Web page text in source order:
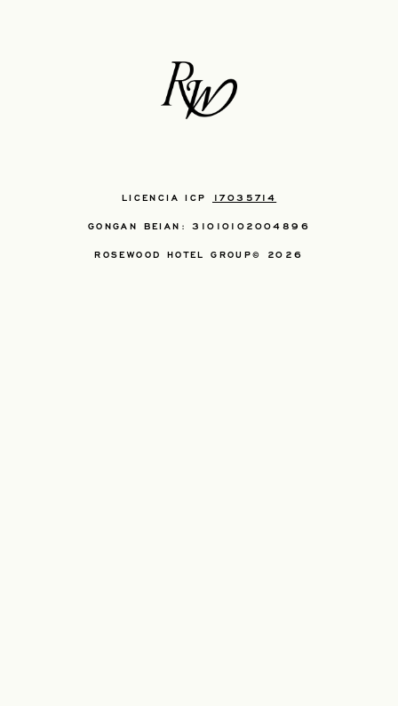
LICENCIA ICP 17035714
GONGAN BEIAN: 31010102004896
ROSEWOOD HOTEL GROUP© 2026